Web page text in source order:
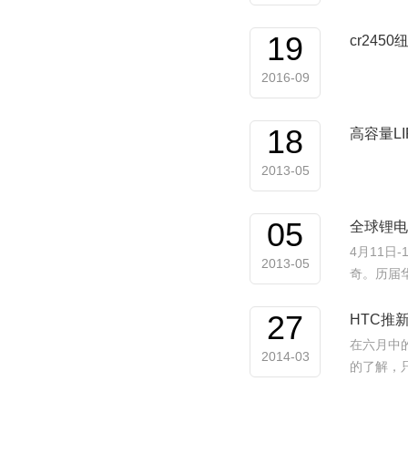
19
2016-09
cr2450
18
2013-05
高容量
05
2013-05
全球锂
4月11日-
奇。历届
27
2014-03
HTC推
在六月中
的了解，